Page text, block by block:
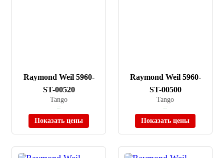
Raymond Weil 5960-
ST-00520
Tango
Показать цены
Raymond Weil 5960-
ST-00500
Tango
Показать цены